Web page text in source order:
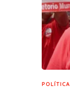
POLÍTICA